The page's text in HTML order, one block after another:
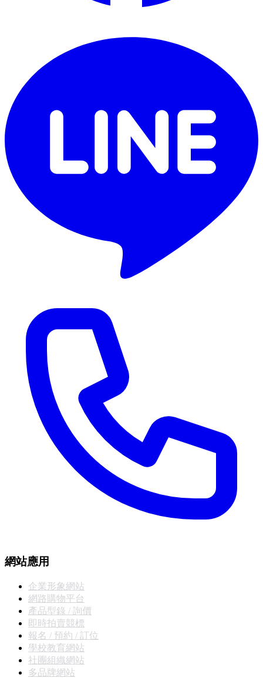
網站應用
企業形象網站
網路購物平台
產品型錄 / 詢價
即時拍賣競標
報名 / 預約 / 訂位
學校教育網站
社團組織網站
多品牌網站